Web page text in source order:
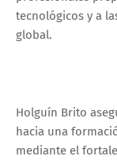
tecnológicos y a
global.
Holguín Brito
hacia una
mediante el